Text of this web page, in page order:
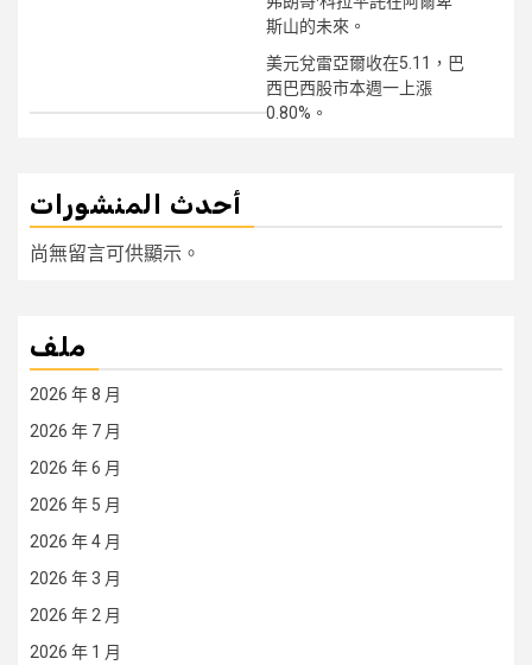
斯山的未來。
美元兌雷亞爾收在5.11，巴
西巴西股市本週一上漲
0.80%。
أحدث المنشورات
尚無留言可供顯示。
ملف
2026 年 8 月
2026 年 7 月
2026 年 6 月
2026 年 5 月
2026 年 4 月
2026 年 3 月
2026 年 2 月
2026 年 1 月